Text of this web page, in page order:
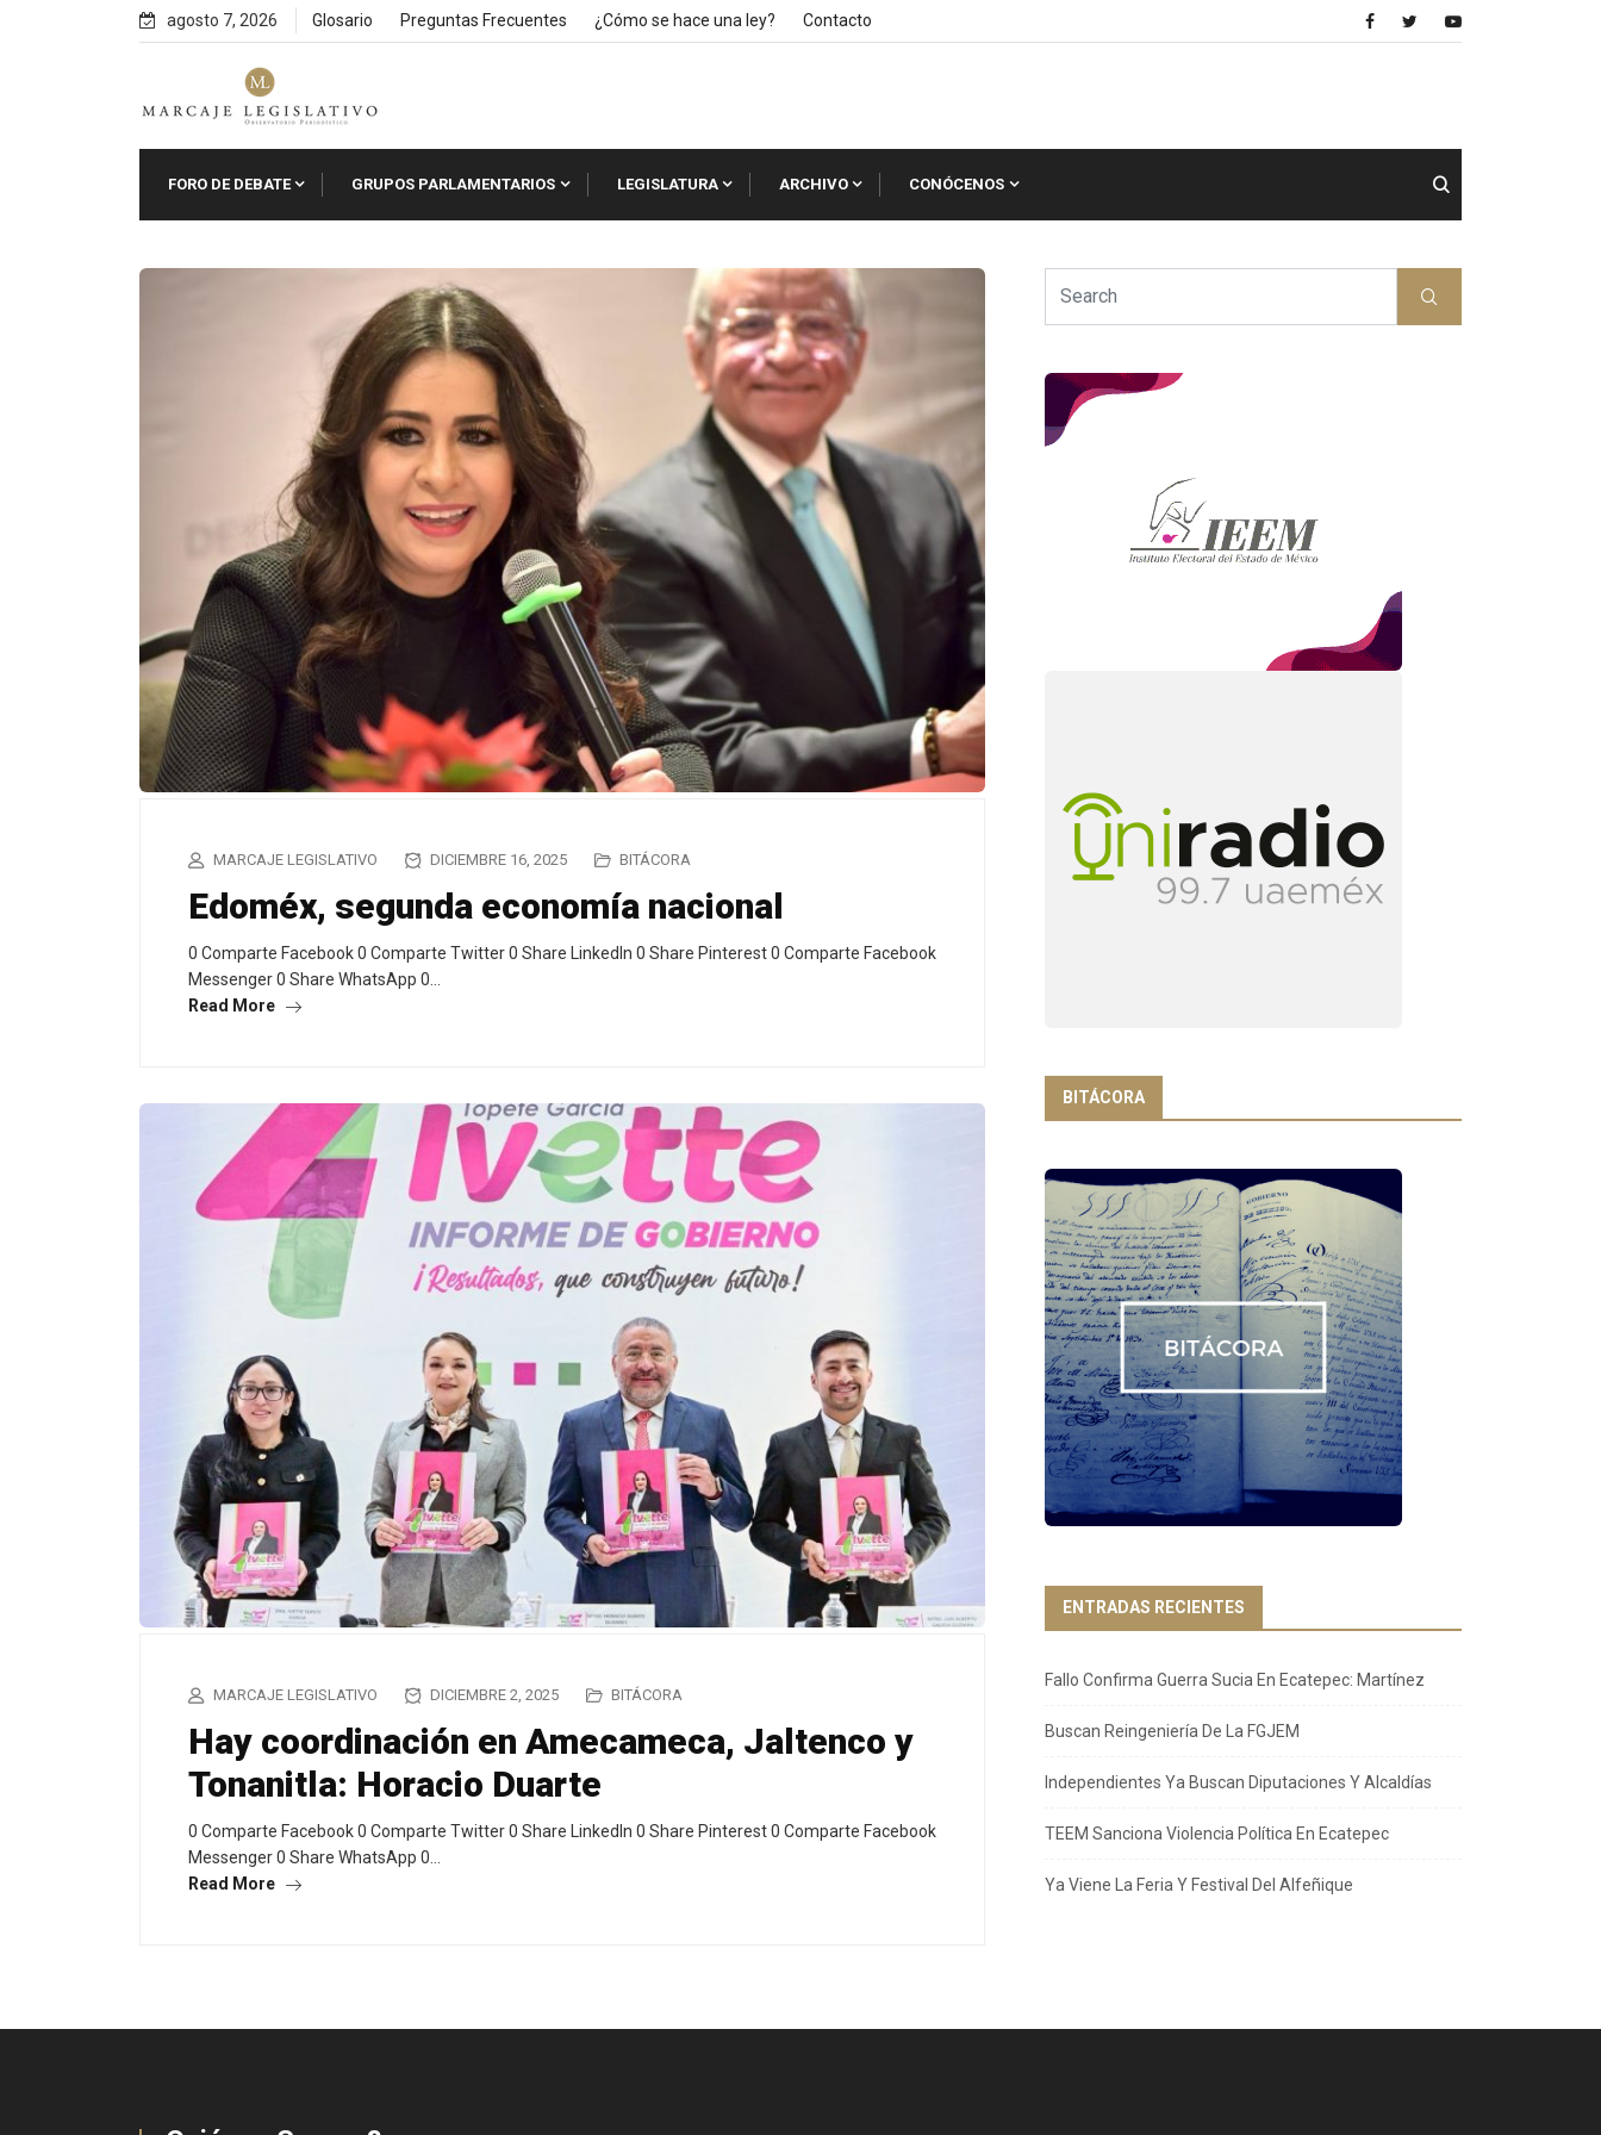
agosto 7, 2026 Glosario Preguntas Frecuentes ¿Cómo se hace una ley? Contacto
FORO DE DEBATE GRUPOS PARLAMENTARIOS LEGISLATURA ARCHIVO CONÓCENOS
MARCAJE LEGISLATIVO DICIEMBRE 16, 2025 BITÁCORA
Edoméx, segunda economía nacional
0 Comparte Facebook 0 Comparte Twitter 0 Share LinkedIn 0 Share Pinterest 0 Comparte Facebook
Messenger 0 Share WhatsApp 0…
Read More
MARCAJE LEGISLATIVO DICIEMBRE 2, 2025 BITÁCORA
Hay coordinación en Amecameca, Jaltenco y
Tonanitla: Horacio Duarte
0 Comparte Facebook 0 Comparte Twitter 0 Share LinkedIn 0 Share Pinterest 0 Comparte Facebook
Messenger 0 Share WhatsApp 0…
Read More
BITÁCORA
ENTRADAS RECIENTES
Fallo Confirma Guerra Sucia En Ecatepec: Martínez
Buscan Reingeniería De La FGJEM
Independientes Ya Buscan Diputaciones Y Alcaldías
TEEM Sanciona Violencia Política En Ecatepec
Ya Viene La Feria Y Festival Del Alfeñique